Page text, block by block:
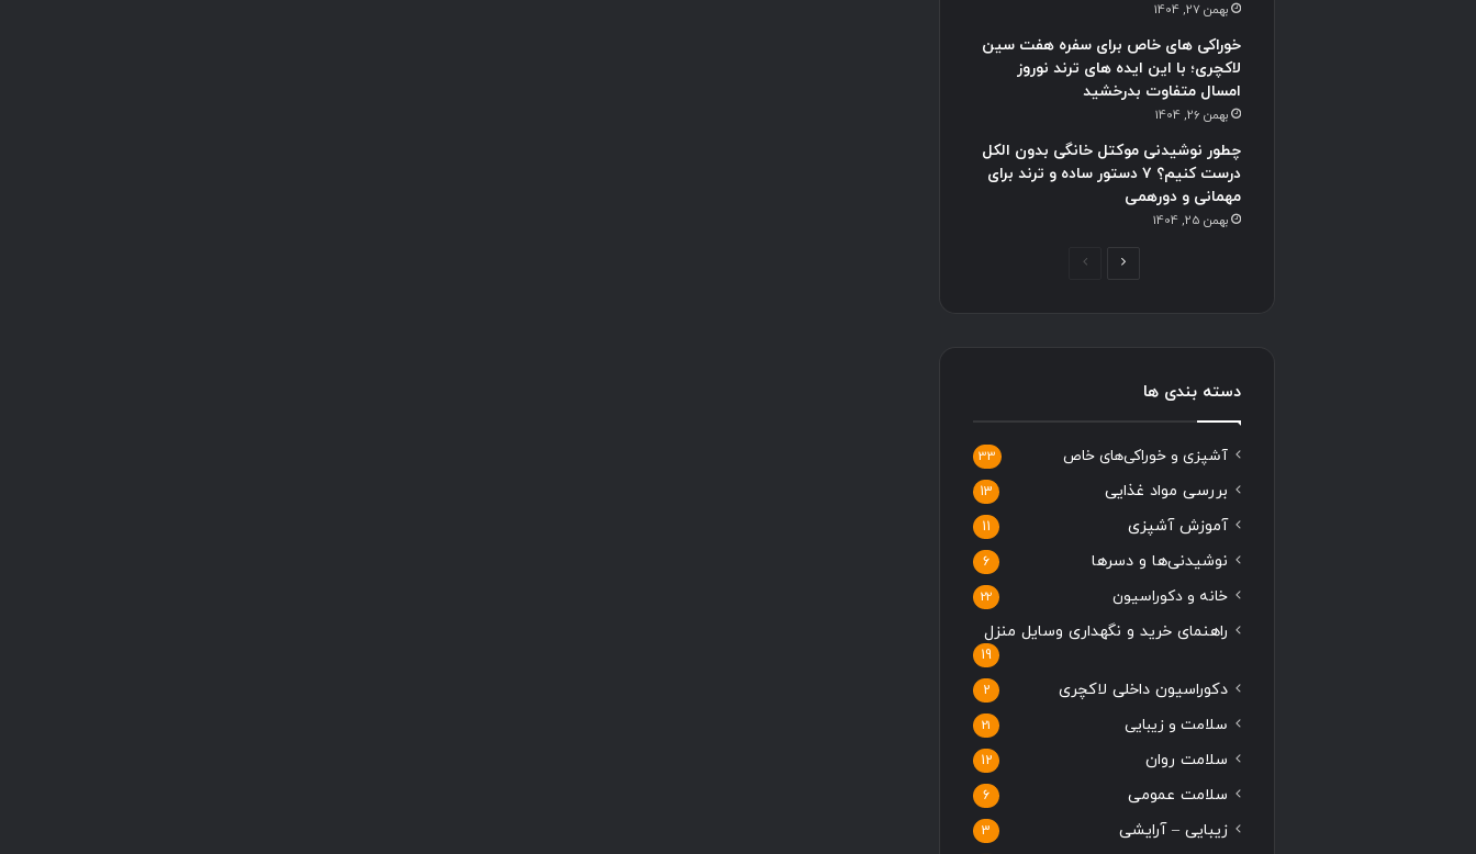
بهمن 27, 1404
خوراکی های خاص برای سفره هفت سین
لاکچری؛ با این ایده های ترند نوروز
امسال متفاوت بدرخشید
بهمن 26, 1404
چطور نوشیدنی موکتل خانگی بدون الکل
درست کنیم؟ ۷ دستور ساده و ترند برای
مهمانی و دورهمی
بهمن 25, 1404
ل
دسته بندی ها
آشپزی و خوراکی‌های خاص 33
بررسی مواد غذایی 13
آموزش آشپزی 11
نوشیدنی‌ها و دسرها 6
خانه و دکوراسیون 22
راهنمای خرید و نگهداری وسایل منزل
19
دکوراسیون داخلی لاکچری 2
سلامت و زیبایی 21
سلامت روان 12
سلامت عمومی 6
زیبایی – آرایشی 3